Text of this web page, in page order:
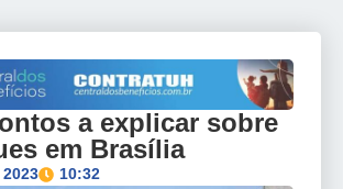
a explicar sobre
em Brasília
10:32